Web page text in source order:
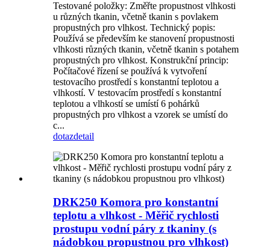
Testované položky: Změřte propustnost vlhkosti
u různých tkanin, včetně tkanin s povlakem
propustných pro vlhkost. Technický popis:
Používá se především ke stanovení propustnosti
vlhkosti různých tkanin, včetně tkanin s potahem
propustných pro vlhkost. Konstrukční princip:
Počítačové řízení se používá k vytvoření
testovacího prostředí s konstantní teplotou a
vlhkostí. V testovacím prostředí s konstantní
teplotou a vlhkostí se umístí 6 pohárků
propustných pro vlhkost a vzorek se umístí do
c...
dotazdetail
DRK250 Komora pro konstantní
teplotu a vlhkost - Měřič rychlosti
prostupu vodní páry z tkaniny (s
nádobkou propustnou pro vlhkost)